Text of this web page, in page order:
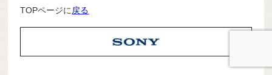
TOPページに 戻る